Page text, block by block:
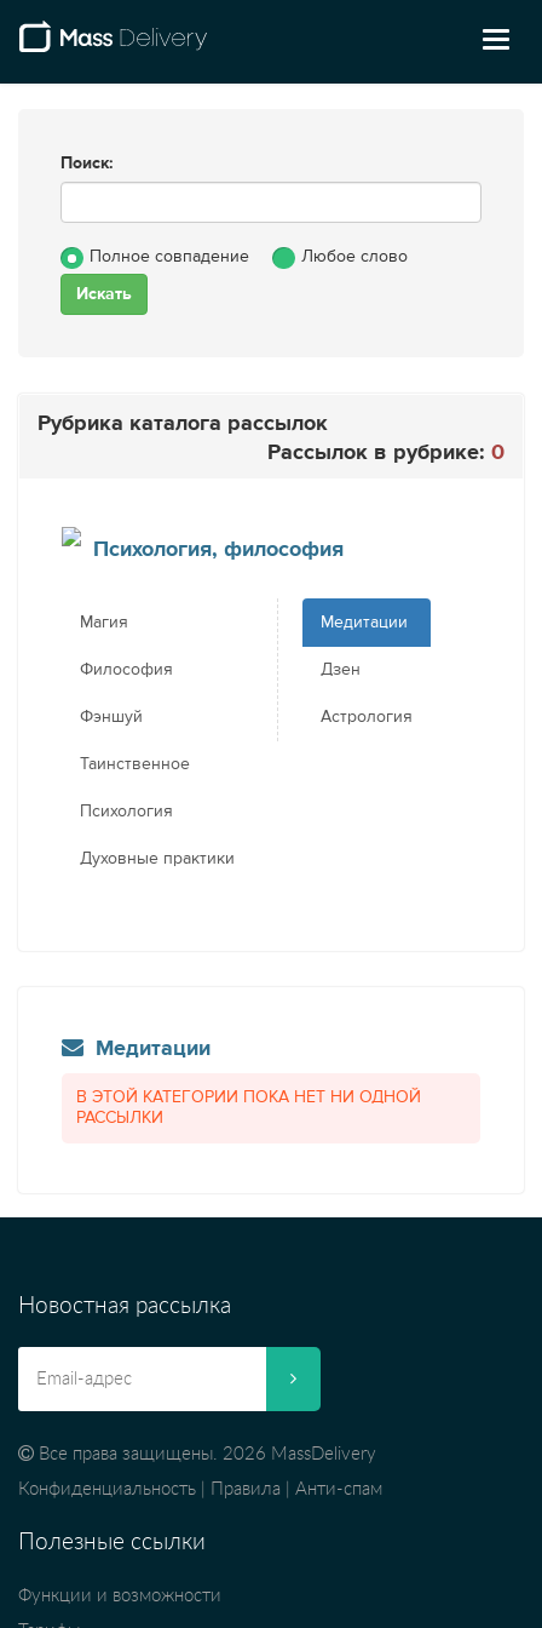
Поиск:
Полное совпадение Любое слово
Рубрика каталога рассылок
Рассылок в рубрике: 0
Психология, философия
Магия
Философия
Фэншуй
Таинственное
Психология
Духовные практики
Медитации
Дзен
Астрология
Медитации
В ЭТОЙ КАТЕГОРИИ ПОКА НЕТ НИ ОДНОЙ
РАССЫЛКИ
Новостная рассылка
Все права защищены. 2026 MassDelivery
Конфиденциальность
Правила Анти-спам
Полезные ссылки
Функции и возможности